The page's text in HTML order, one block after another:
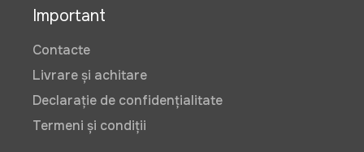
Important
Contacte
Livrare și achitare
Declarație de confidențialitate
Termeni și condiții